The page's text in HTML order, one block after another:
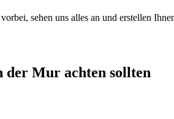
sehen uns alles an und erstellen
der Mur achten sollten